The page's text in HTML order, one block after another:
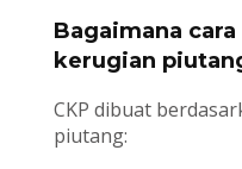
Bagaimana
kerugian
CKP dibuat
piutang: